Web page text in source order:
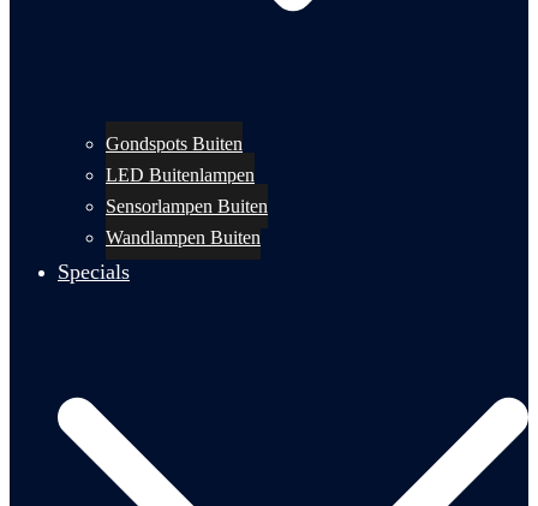
Gondspots Buiten
LED Buitenlampen
Sensorlampen Buiten
Wandlampen Buiten
Specials